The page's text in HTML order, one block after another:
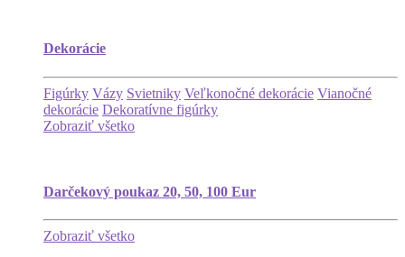
Dekorácie
Figúrky Vázy Svietniky Veľkonočné dekorácie Vianočné
dekorácie Dekoratívne figúrky
Zobraziť všetko
Darčekový poukaz 20, 50, 100 Eur
Zobraziť všetko